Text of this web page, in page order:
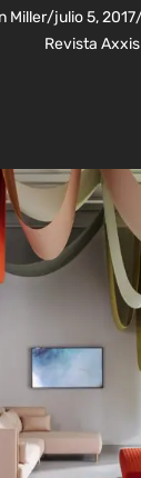
Miller/julio 5, 2017
Revista Axxis